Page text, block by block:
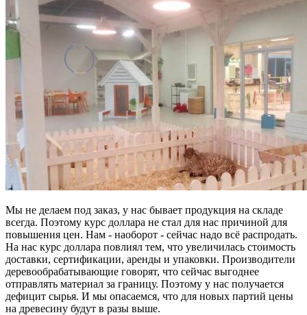
Мы не делаем под заказ, у нас бывает продукция на складе
всегда. Поэтому курс доллара не стал для нас причиной для
повышения цен. Нам - наоборот - сейчас надо всё распродать.
На нас курс доллара повлиял тем, что увеличилась стоимость
доставки, сертификации, аренды и упаковки. Производители
деревообрабатывающие говорят, что сейчас выгоднее
отправлять материал за границу. Поэтому у нас получается
дефицит сырья. И мы опасаемся, что для новых партий цены
на древесину будут в разы выше.